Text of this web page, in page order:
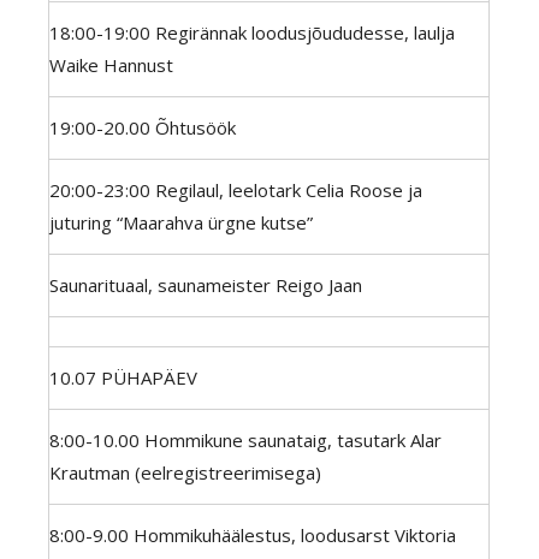
18:00-19:00 Regirännak loodusjõududesse, laulja
Waike Hannust
19:00-20.00 Õhtusöök
20:00-23:00 Regilaul, leelotark Celia Roose ja
juturing “Maarahva ürgne kutse”
Saunarituaal, saunameister Reigo Jaan
10.07 PÜHAPÄEV
8:00-10.00 Hommikune saunataig, tasutark Alar
Krautman (eelregistreerimisega)
8:00-9.00 Hommikuhäälestus, loodusarst Viktoria